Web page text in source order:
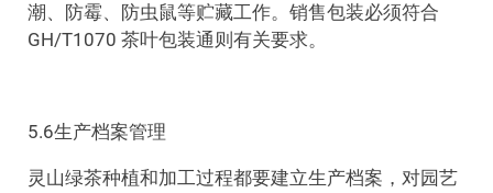
潮、防霉、防虫鼠等贮藏工作。销售包装必须符合
GH/T1070 茶叶包装通则有关要求。
5.6生产档案管理
灵山绿茶种植和加工过程都要建立生产档案，对园艺